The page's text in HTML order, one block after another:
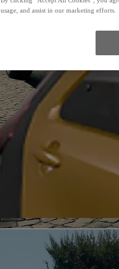
usage, and assist in our marketing efforts.